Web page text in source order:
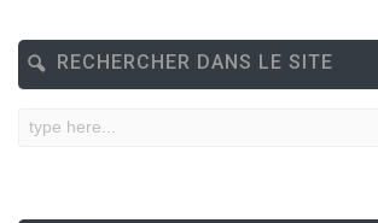
RECHERCHER DANS LE SITE